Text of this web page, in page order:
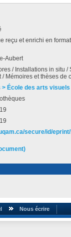
reçu et enrichi en
Aubert
/ Installations in situ
/ Mémoires et thèses de
> École des arts
secure/id/
Nous écrire